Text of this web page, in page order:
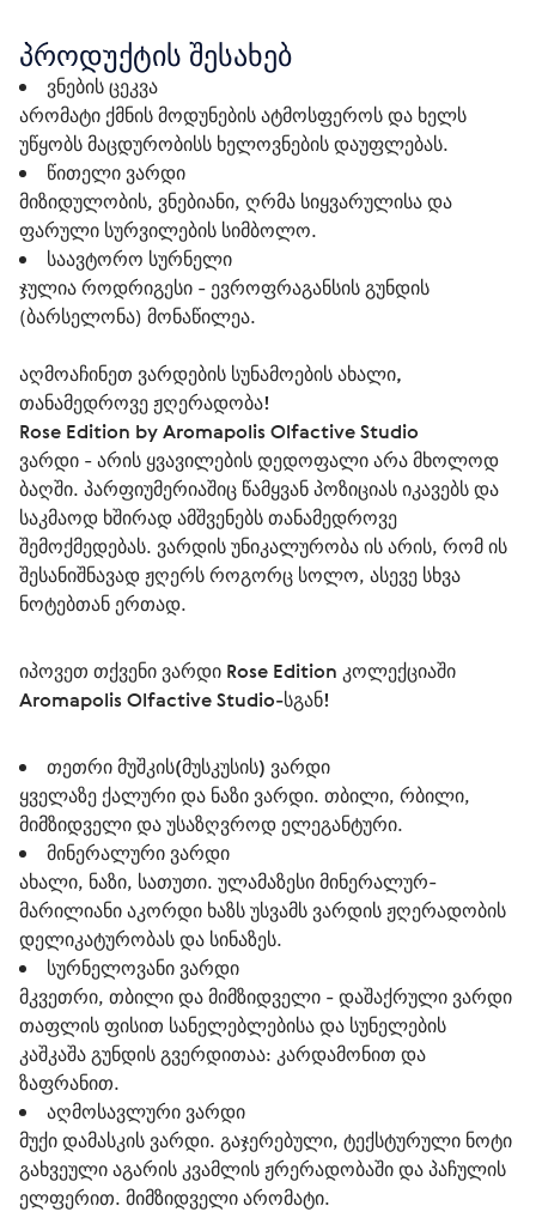
პროდუქტის შესახებ
ვნების ცეკვა
არომატი ქმნის მოდუნების ატმოსფეროს და ხელს
უწყობს მაცდურობისს ხელოვნების დაუფლებას.
წითელი ვარდი
მიზიდულობის, ვნებიანი, ღრმა სიყვარულისა და
ფარული სურვილების სიმბოლო.
საავტორო სურნელი
ჯულია როდრიგესი - ევროფრაგანსის გუნდის
(ბარსელონა) მონაწილეა.
აღმოაჩინეთ ვარდების სუნამოების ახალი,
თანამედროვე ჟღერადობა!
Rose Edition by Aromapolis Olfactive Studio
ვარდი - არის ყვავილების დედოფალი არა მხოლოდ
ბაღში. პარფიუმერიაშიც წამყვან პოზიციას იკავებს და
საკმაოდ ხშირად ამშვენებს თანამედროვე
შემოქმედებას. ვარდის უნიკალურობა ის არის, რომ ის
შესანიშნავად ჟღერს როგორც სოლო, ასევე სხვა
ნოტებთან ერთად.
იპოვეთ თქვენი ვარდი Rose Edition კოლექციაში
Aromapolis Olfactive Studio-სგან!
თეთრი მუშკის(მუსკუსის) ვარდი
ყველაზე ქალური და ნაზი ვარდი. თბილი, რბილი,
მიმზიდველი და უსაზღვროდ ელეგანტური.
მინერალური ვარდი
ახალი, ნაზი, სათუთი. ულამაზესი მინერალურ-
მარილიანი აკორდი ხაზს უსვამს ვარდის ჟღერადობის
დელიკატურობას და სინაზეს.
სურნელოვანი ვარდი
მკვეთრი, თბილი და მიმზიდველი - დაშაქრული ვარდი
თაფლის ფისით სანელებლებისა და სუნელების
კაშკაშა გუნდის გვერდითაა: კარდამონით და
ზაფრანით.
აღმოსავლური ვარდი
მუქი დამასკის ვარდი. გაჯერებული, ტექსტურული ნოტი
გახვეული აგარის კვამლის ჟრერადობაში და პაჩულის
ელფერით. მიმზიდველი არომატი.